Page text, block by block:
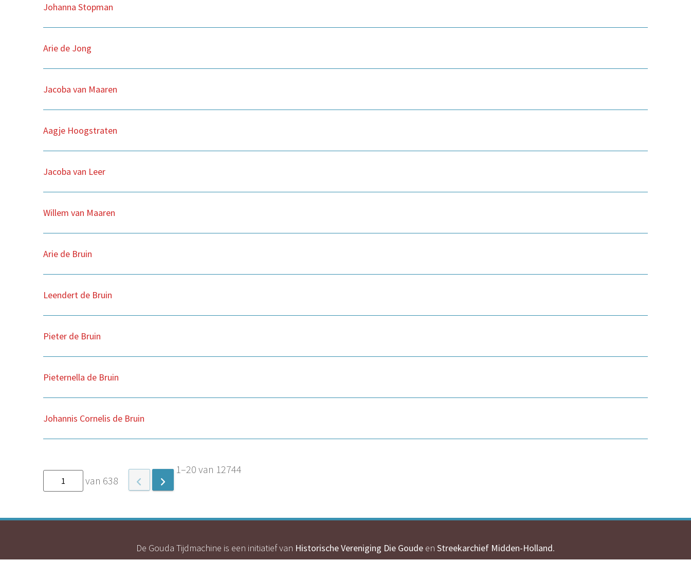
Johanna Stopman
Arie de Jong
Jacoba van Maaren
Aagje Hoogstraten
Jacoba van Leer
Willem van Maaren
Arie de Bruin
Leendert de Bruin
Pieter de Bruin
Pieternella de Bruin
Johannis Cornelis de Bruin
van 638
1–20 van 12744
De Gouda Tijdmachine is een initiatief van Historische Vereniging Die Goude en Streekarchief Midden-Holland.